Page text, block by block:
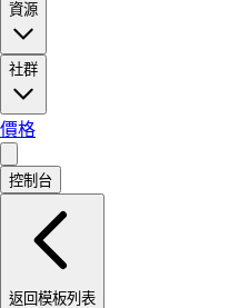
資源
社群
價格
控制台
返回模板列表